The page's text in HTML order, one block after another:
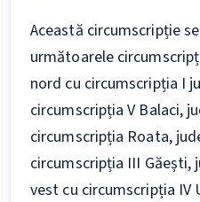
Această circumscripție
următoarele
nord cu circumscripția I
circumscripția V Balaci,
circumscripția Roata,
circumscripția III Găești,
vest cu circumscripția IV